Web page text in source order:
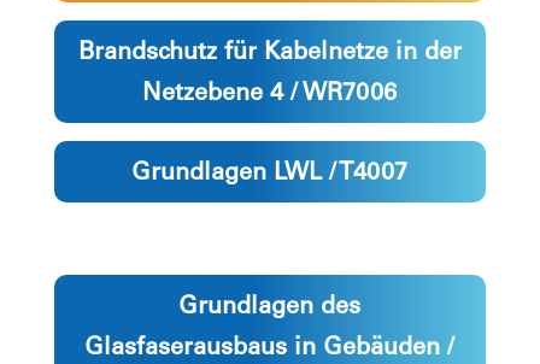
Brandschutz für Kabelnetze in der
Netzebene 4 / WR7006
Grundlagen LWL / T4007
Grundlagen des
Glasfaserausbaus in Gebäuden /